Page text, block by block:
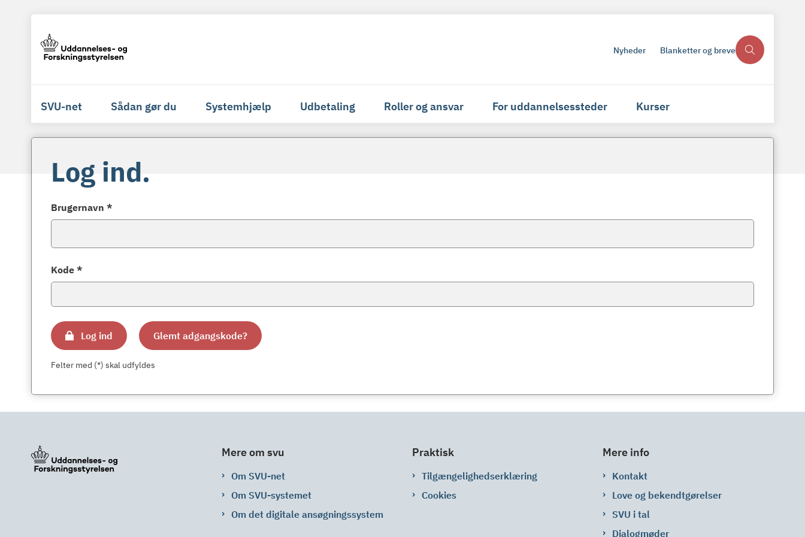
Nyheder Blanketter og breve
SVU-net Sådan gør du Systemhjælp Udbetaling Roller og ansvar For uddannelsessteder Kurser
Log ind.
Brugernavn *
Kode *
Log ind Glemt adgangskode?
Felter med (*) skal udfyldes
Mere om svu
Om SVU-net
Om SVU-systemet
Om det digitale ansøgningssystem
Praktisk
Tilgængelighedserklæring
Cookies
Mere info
Kontakt
Love og bekendtgørelser
SVU i tal
Dialogmøder